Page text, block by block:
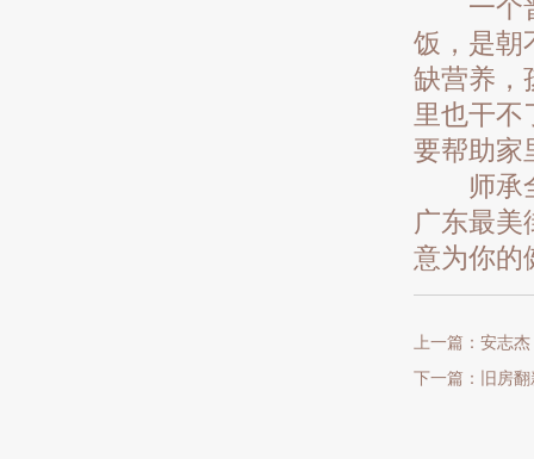
一个普
饭，是朝
缺营养，
里也干不
要帮助家
师承全
广东最美
意为你的
上一篇：安志
下一篇：旧房